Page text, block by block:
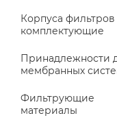
Корпуса фильтров
комплектующие
Принадлежности
мембранных
Фильтрующие
материалы